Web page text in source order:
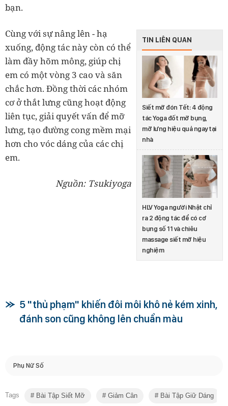
bạn.
TIN LIÊN QUAN
Siết mỡ đón Tết: 4 động
tác Yoga đốt mỡ bụng,
mỡ lưng hiệu quả ngay tại
nhà
HLV Yoga người Nhật chỉ
ra 2 động tác để có cơ
bụng số 11 và chiêu
massage siết mỡ hiệu
nghiệm
Cùng với sự nâng lên - hạ
xuống, động tác này còn có thể
làm đầy hõm mông, giúp chị
em có một vòng 3 cao và săn
chắc hơn. Đồng thời các nhóm
cơ ở thắt lưng cũng hoạt động
liên tục, giải quyết vấn để mỡ
lưng, tạo đường cong mềm mại
hơn cho vóc dáng của các chị
em.
Nguồn: Tsukiyoga
5 "thủ phạm" khiến đôi môi khô nẻ kém xinh,
đánh son cũng không lên chuẩn màu
Phụ Nữ Số
Tags Bài Tập Siết Mỡ Giảm Cân Bài Tập Giữ Dáng